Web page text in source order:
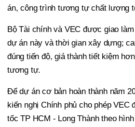
án, công trình tương tự chất lượng
Bộ Tài chính và VEC được giao
dự án này và thời gian xây dựng;
đúng tiến độ, giá thành tiết kiệm
tương tự.
Để dự án cơ bản hoàn thành năm
kiến nghị Chính phủ cho phép VEC
tốc TP HCM - Long Thành theo